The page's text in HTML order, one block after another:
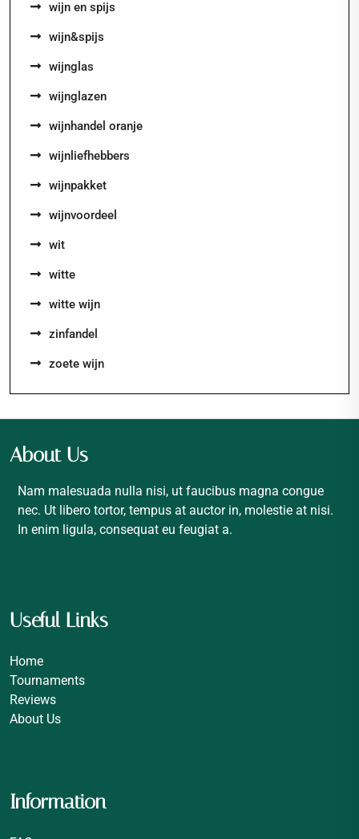
wijn en spijs
wijn&spijs
wijnglas
wijnglazen
wijnhandel oranje
wijnliefhebbers
wijnpakket
wijnvoordeel
wit
witte
witte wijn
zinfandel
zoete wijn
About Us
Nam malesuada nulla nisi, ut faucibus magna congue
nec. Ut libero tortor, tempus at auctor in, molestie at nisi.
In enim ligula, consequat eu feugiat a.
Useful Links
Home
Tournaments
Reviews
About Us
Information